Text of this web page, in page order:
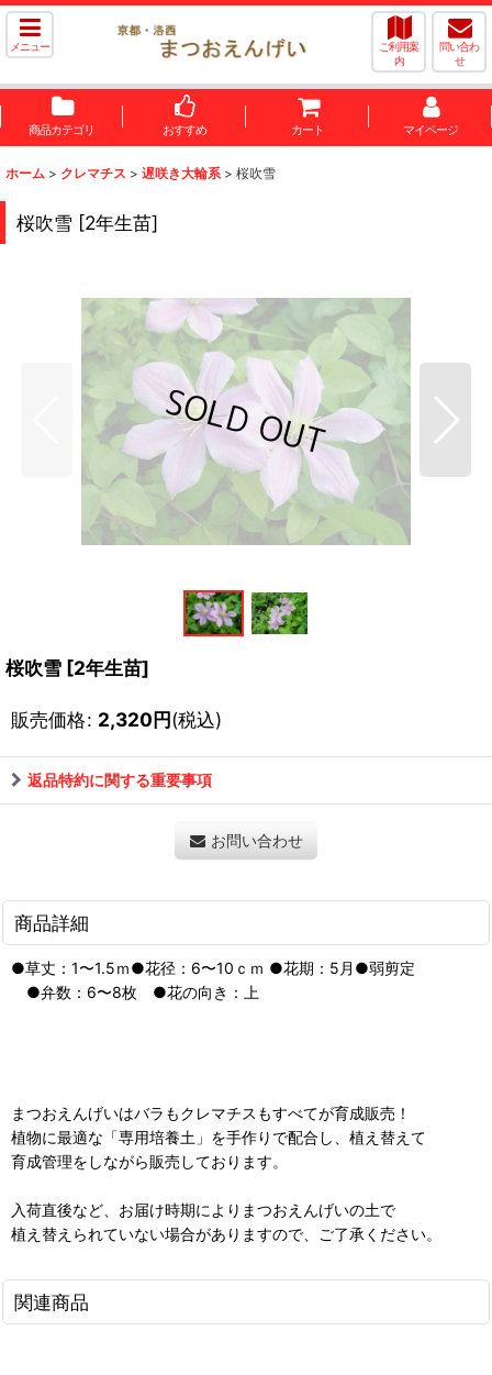
メニュー
ご利用案
内
問い合わ
せ
商品カテゴリ おすすめ カート マイページ
ホーム > クレマチス > 遅咲き大輪系 > 桜吹雪
桜吹雪 [2年生苗]
桜吹雪 [2年生苗]
販売価格: 2,320円(税込)
返品特約に関する重要事項
お問い合わせ
商品詳細
●草丈：1〜1.5ｍ●花径：6〜10ｃｍ ●花期：5月●弱剪定
●弁数：6〜8枚 ●花の向き：上
まつおえんげいはバラもクレマチスもすべてが育成販売！
植物に最適な「専用培養土」を手作りで配合し、植え替えて
育成管理をしながら販売しております。
入荷直後など、お届け時期によりまつおえんげいの土で
植え替えられていない場合がありますので、ご了承ください。
関連商品